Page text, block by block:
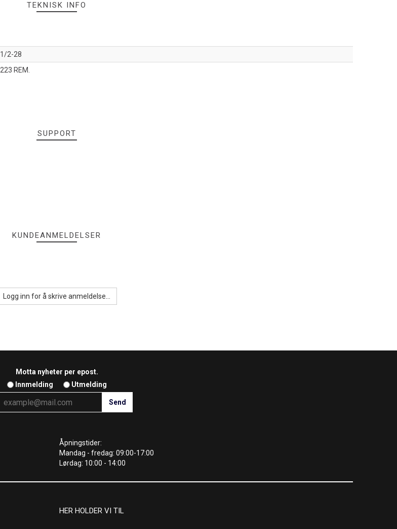
TEKNISK INFO
1/2-28
223 REM.
SUPPORT
KUNDEANMELDELSER
Logg inn for å skrive anmeldelse...
Motta nyheter per epost.
Innmelding
Utmelding
Åpningstider:
Mandag - fredag: 09:00-17:00
Lørdag: 10:00 - 14:00
HER HOLDER VI TIL